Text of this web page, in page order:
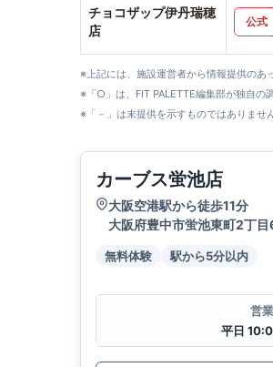
チョコザップ伊丹瑞穂
店
公式
※上記には、施設運営者から情報提供のあ
※「○」は、FIT PALETTE編集部が独自の
※「－」は未提供を示すものではありませ
カーブス蛍池店
大阪空港駅から徒歩11分
大阪府豊中市蛍池東町2丁
無料体験 駅から5分以内
営
平日